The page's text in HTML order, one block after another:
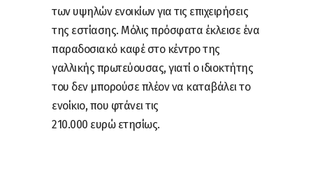
των υψηλών ενοικίων για τις επιχειρήσεις
της εστίασης. Μόλις πρόσφατα έκλεισε ένα
παραδοσιακό καφέ στο κέντρο της
γαλλικής πρωτεύουσας, γιατί ο ιδιοκτήτης
του δεν μπορούσε πλέον να καταβάλει το
ενοίκιο, που φτάνει τις
210.000 ευρώ ετησίως.